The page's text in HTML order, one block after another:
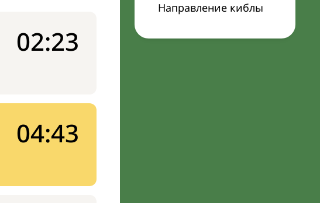
Направление киблы
02:23
04:43